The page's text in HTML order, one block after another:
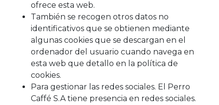
ofrece esta web.
También se recogen otros datos no
identificativos que se obtienen mediante
algunas cookies que se descargan en el
ordenador del usuario cuando navega en
esta web que detallo en la política de
cookies.
Para gestionar las redes sociales. El Perro
Caffé S.A tiene presencia en redes sociales.